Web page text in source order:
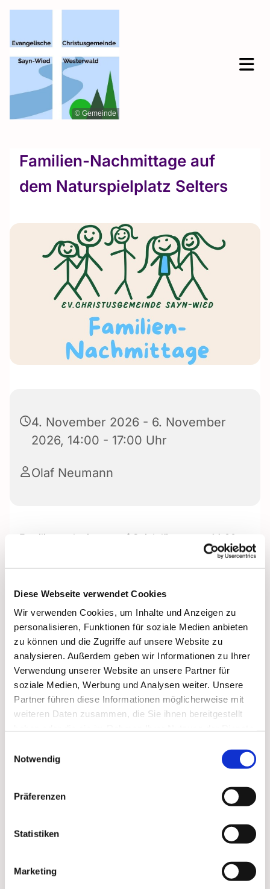
Diese Webseite verwendet Cookies
Wir verwenden Cookies, um Inhalte und Anzeigen zu
personalisieren, Funktionen für soziale Medien anbieten
zu können und die Zugriffe auf unsere Website zu
analysieren. Außerdem geben wir Informationen zu Ihrer
Verwendung unserer Website an unsere Partner für
soziale Medien, Werbung und Analysen weiter. Unsere
Partner führen diese Informationen möglicherweise mit
weiteren Daten zusammen, die Sie ihnen bereitgestellt
Notwendig
Präferenzen
Statistiken
Marketing
© Gemeinde
Familien-Nachmittage auf
dem Naturspielplatz Selters
4. November 2026 - 6. November
2026, 14:00 - 17:00 Uhr
Olaf Neumann
Familiennachmittage auf Spielplätzen von 14:00
Essen, Über 'Gott und die Welt reden'
Dies könnte Sie auch
interessieren